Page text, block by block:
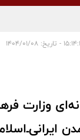
وزارت